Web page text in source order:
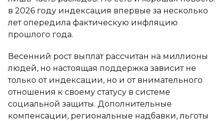
в 2026 году индексация впервые за несколько
лет опередила фактическую инфляцию
прошлого года.
Весенний рост выплат рассчитан на миллионы
людей, но настоящая поддержка зависит не
только от индексации, но и от внимательного
отношения к своему статусу в системе
социальной защиты. Дополнительные
компенсации, региональные надбавки, льготы